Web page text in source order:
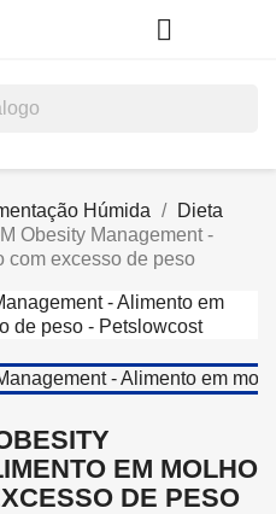

Húmida
Dieta
Obesity Management -
com excesso de peso
EM MOLHO
DE PESO